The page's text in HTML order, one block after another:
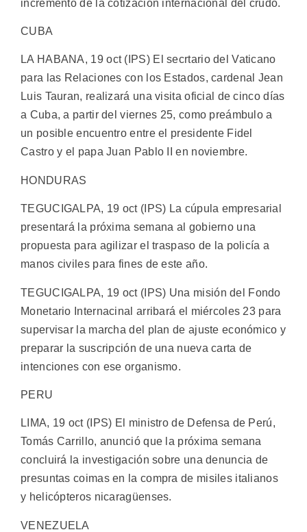
incremento de la cotización internacional del crudo.
CUBA
LA HABANA, 19 oct (IPS) El secrtario del Vaticano
para las Relaciones con los Estados, cardenal Jean
Luis Tauran, realizará una visita oficial de cinco días
a Cuba, a partir del viernes 25, como preámbulo a
un posible encuentro entre el presidente Fidel
Castro y el papa Juan Pablo II en noviembre.
HONDURAS
TEGUCIGALPA, 19 oct (IPS) La cúpula empresarial
presentará la próxima semana al gobierno una
propuesta para agilizar el traspaso de la policía a
manos civiles para fines de este año.
TEGUCIGALPA, 19 oct (IPS) Una misión del Fondo
Monetario Internacinal arribará el miércoles 23 para
supervisar la marcha del plan de ajuste económico y
preparar la suscripción de una nueva carta de
intenciones con ese organismo.
PERU
LIMA, 19 oct (IPS) El ministro de Defensa de Perú,
Tomás Carrillo, anunció que la próxima semana
concluirá la investigación sobre una denuncia de
presuntas coimas en la compra de misiles italianos
y helicópteros nicaragüenses.
VENEZUELA